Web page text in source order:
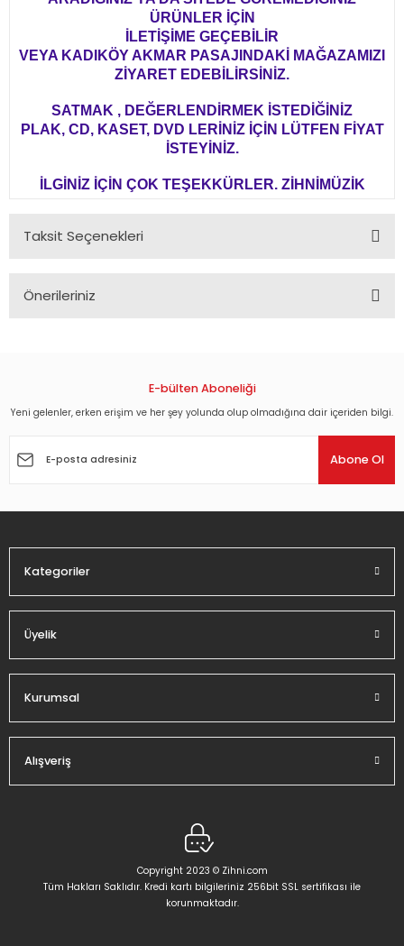
ÜRÜNLER İÇİN
İLETİŞİME GEÇEBİLİR
VEYA KADIKÖY AKMAR PASAJINDAKİ MAĞAZAMIZI
ZİYARET EDEBİLİRSİNİZ.
SATMAK , DEĞERLENDİRMEK İSTEDİĞİNİZ
PLAK, CD, KASET, DVD LERİNİZ İÇİN LÜTFEN FİYAT
İSTEYİNİZ.
İLGİNİZ İÇİN ÇOK TEŞEKKÜRLER. ZİHNİMÜZİK
Taksit Seçenekleri
Önerileriniz
Görüş ve önerileriniz için teşekkür ederiz.
Ürün açıklamasında eksik bilgiler bulunuyor.
E-bülten Aboneliği
Yeni gelenler, erken erişim ve her şey yolunda olup olmadığına dair içeriden bilgi.
Abone Ol
Kategoriler
Üyelik
Kurumsal
Alışveriş
Copyright 2023 © Zihni.com
Tüm Hakları Saklıdır. Kredi kartı bilgileriniz 256bit SSL sertifikası ile
korunmaktadır.